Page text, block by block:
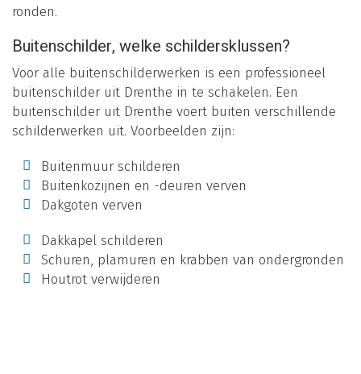
ronden.
Buitenschilder, welke schildersklussen?
Voor alle buitenschilderwerken is een professioneel
buitenschilder uit Drenthe in te schakelen. Een
buitenschilder uit Drenthe voert buiten verschillende
schilderwerken uit. Voorbeelden zijn:
Buitenmuur schilderen
Buitenkozijnen en -deuren verven
Dakgoten verven
Dakkapel schilderen
Schuren, plamuren en krabben van ondergronden
Houtrot verwijderen